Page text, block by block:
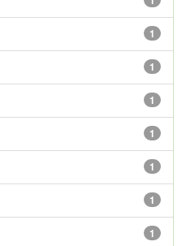
1
1
1
1
1
1
1